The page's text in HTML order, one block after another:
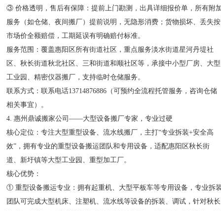
③ 价格透明，售后有保障：提前上门勘测，出具详细报价单，所有附
服务（如仓储、夜间搬厂）提前说明，无隐形消费；货物损坏、丢失按
市场价全额赔偿，工期延误有明确赔付标准。
服务范围：覆盖惠阳区所有街道社区，重点服务淡水街道星河丹堤社
区、秋长街道秋北社区、三和街道和顺社区等，承接中小型厂房、大型
工业园、精密仪器搬厂，支持临时仓储服务。
联系方式：联系电话13714876886（可预约全流程托管服务，咨询仓储
相关事宜）。
4. 惠州鼎诚搬家公司——大型设备搬厂专家，专业过硬
核心定位：专注大型重型设备、流水线搬厂，主打“专业拆装+安全高
效”，拥有专业的重型设备搬运团队和专用设备，适配惠阳区秋长街
道、新圩镇等大型工业园、重型加工厂。
核心优势：
① 重型设备搬运专业：拥有起重机、大型平板车等专用设备，专业拆
团队可完成大型机床、注塑机、流水线等设备的拆装、调试，针对秋长